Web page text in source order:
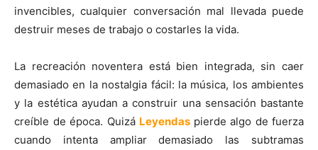
invencibles, cualquier conversación mal llevada puede
destruir meses de trabajo o costarles la vida.
La recreación noventera está bien integrada, sin caer
demasiado en la nostalgia fácil: la música, los ambientes
y la estética ayudan a construir una sensación bastante
creíble de época. Quizá Leyendas pierde algo de fuerza
cuando intenta ampliar demasiado las subtramas